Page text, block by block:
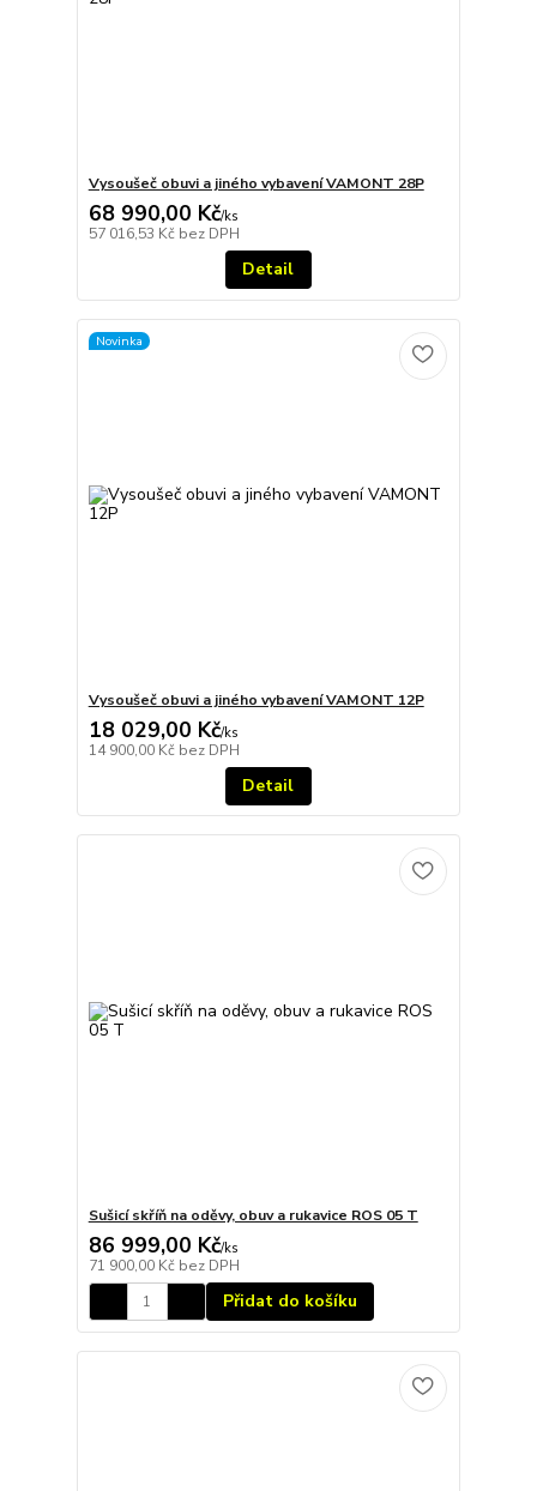
Vysoušeč obuvi a jiného vybavení VAMONT 28P
68 990,00 Kč/ks
57 016,53 Kč bez DPH
Detail
Novinka
Vysoušeč obuvi a jiného vybavení VAMONT 12P
18 029,00 Kč/ks
14 900,00 Kč bez DPH
Detail
Sušicí skříň na oděvy, obuv a rukavice ROS 05 T
86 999,00 Kč/ks
71 900,00 Kč bez DPH
Přidat do košíku